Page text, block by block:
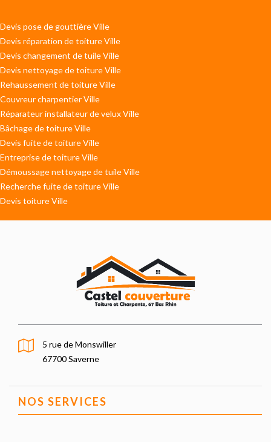
Devis pose de gouttière Ville
Devis réparation de toiture Ville
Devis changement de tuile Ville
Devis nettoyage de toiture Ville
Rehaussement de toiture Ville
Couvreur charpentier Ville
Réparateur installateur de velux Ville
Bâchage de toiture Ville
Devis fuite de toiture Ville
Entreprise de toiture Ville
Démoussage nettoyage de tuile Ville
Recherche fuite de toiture Ville
Devis toiture Ville
5 rue de Monswiller
67700 Saverne
NOS SERVICES